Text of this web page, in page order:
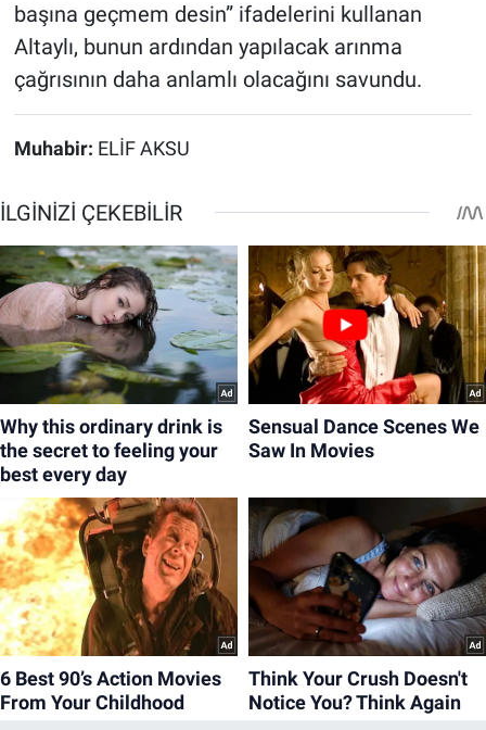
başına geçmem desin” ifadelerini kullanan
Altaylı, bunun ardından yapılacak arınma
çağrısının daha anlamlı olacağını savundu.
Muhabir: ELİF AKSU